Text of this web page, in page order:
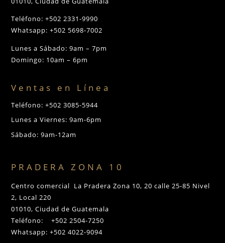
Teléfono: +502 2331-9990
Whatsapp: +502 5698-7002
Lunes a Sábado: 9am – 7pm
Domingo: 10am – 6pm
Ventas en Línea
Teléfono: +502 3085-5944
Lunes a Viernes: 9am-6pm
Sábado: 9am-12am
PRADERA ZONA 10
Centro comercial La Pradera Zona 10, 20 calle 25-85 Nivel
2, Local 220
01010, Ciudad de Guatemala
Teléfono: +502 2504-7250
Whatsapp: +502 4022-9094